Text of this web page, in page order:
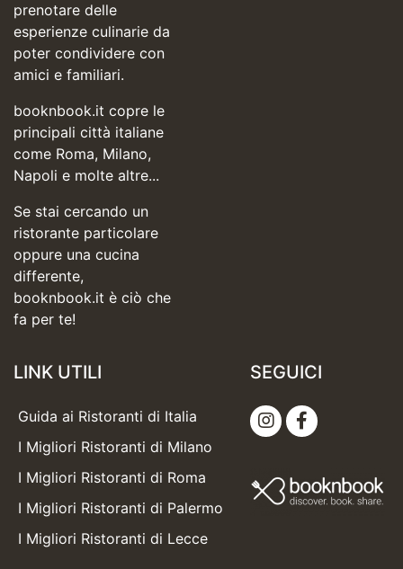
prenotare delle
esperienze culinarie da
poter condividere con
amici e familiari.
booknbook.it copre le
principali città italiane
come Roma, Milano,
Napoli e molte altre...
Se stai cercando un
ristorante particolare
oppure una cucina
differente,
booknbook.it è ciò che
fa per te!
LINK UTILI
Guida ai Ristoranti di Italia
I Migliori Ristoranti di Milano
I Migliori Ristoranti di Roma
I Migliori Ristoranti di Palermo
I Migliori Ristoranti di Lecce
SEGUICI